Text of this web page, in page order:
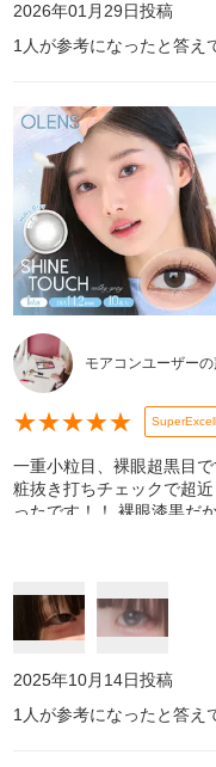
2026年01月29日投稿
1 人が参考になったと答え
モアコンユーザー
★★★★★
一重小粒目、裸眼超黒目
粧抜き打ちチェックで超
ったです！！ 裸眼漆黒だ
なって黒目ちょいでかく
撮ってもカラコンつけて
は物足りないかもですᐡ ̳ᴗ ̫ ᴗ
2025年10月14日投稿
1 人が参考になったと答え